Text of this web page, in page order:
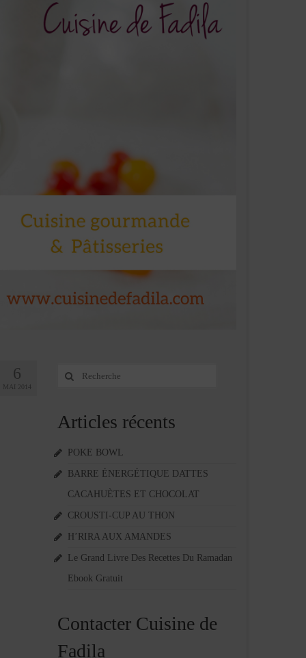
6
MAI 2014
Rechercher
Articles récents
POKE BOWL
BARRE ÉNERGÉTIQUE DATTES
CACAHUÈTES ET CHOCOLAT
CROUSTI-CUP AU THON
H’RIRA AUX AMANDES
Le Grand Livre Des Recettes Du Ramadan
Ebook Gratuit
Contacter Cuisine de
Fadila